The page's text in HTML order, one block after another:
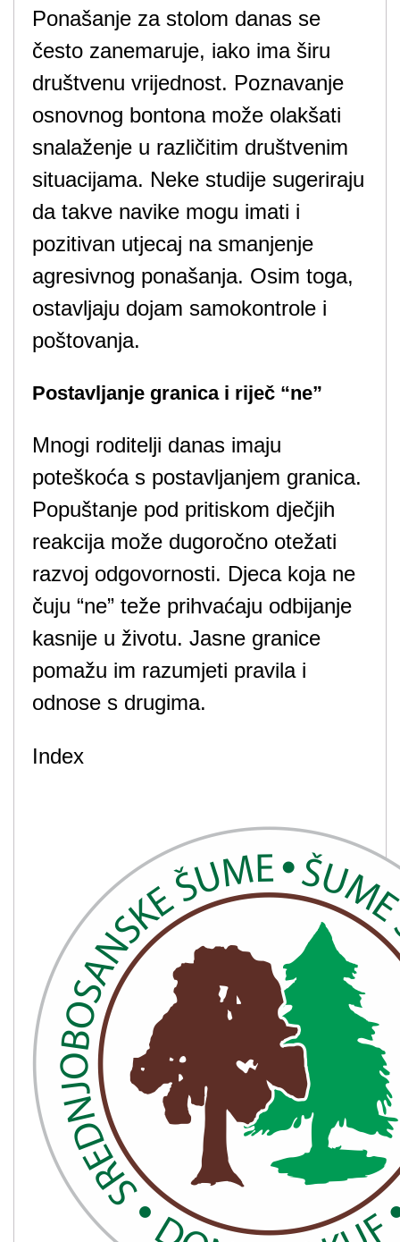
Ponašanje za stolom danas se
često zanemaruje, iako ima širu
društvenu vrijednost. Poznavanje
osnovnog bontona može olakšati
snalaženje u različitim društvenim
situacijama. Neke studije sugeriraju
da takve navike mogu imati i
pozitivan utjecaj na smanjenje
agresivnog ponašanja. Osim toga,
ostavljaju dojam samokontrole i
poštovanja.
Postavljanje granica i riječ “ne”
Mnogi roditelji danas imaju
poteškoća s postavljanjem granica.
Popuštanje pod pritiskom dječjih
reakcija može dugoročno otežati
razvoj odgovornosti. Djeca koja ne
čuju “ne” teže prihvaćaju odbijanje
kasnije u životu. Jasne granice
pomažu im razumjeti pravila i
odnose s drugima.
Index